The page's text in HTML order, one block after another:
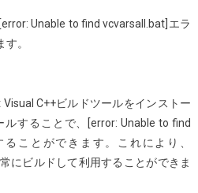
Unable to find vcvarsall.bat]エラ
。
C++ビルドツールをインストー
することで、[error: Unable to find
ことができます。これにより、
にビルドして利用することができま